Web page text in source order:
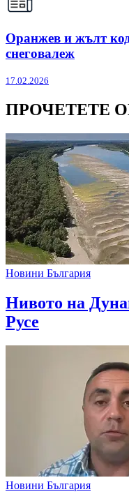
Оранжев и жълт
снеговалеж
17.02.2026
ПРОЧЕТЕТЕ
Новини България
Нивото на
Русе
Новини България